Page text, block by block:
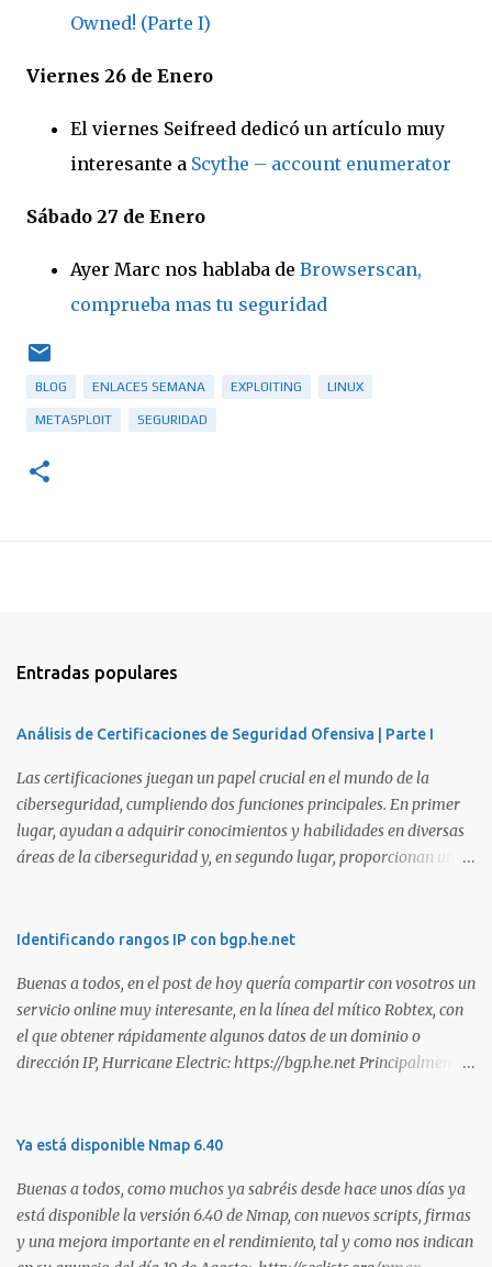
Owned! (Parte I)
Viernes 26 de Enero
El viernes Seifreed dedicó un artículo muy
interesante a Scythe – account enumerator
Sábado 27 de Enero
Ayer Marc nos hablaba de Browserscan,
comprueba mas tu seguridad
BLOG ENLACES SEMANA EXPLOITING LINUX
METASPLOIT SEGURIDAD
Entradas populares
Análisis de Certificaciones de Seguridad Ofensiva | Parte I
Las certificaciones juegan un papel crucial en el mundo de la
ciberseguridad, cumpliendo dos funciones principales. En primer
lugar, ayudan a adquirir conocimientos y habilidades en diversas
áreas de la ciberseguridad y, en segundo lugar, proporcionan una
certificaciones existentes hoy en día, elegir la adecuada puede
certificaciones que consideramos como opciones sólidas para
aquellos que desean especializarse en el área de la seguridad
ofensiva. Todas ellas son totalmente prácticas y su examen simula
un escenario real en el que se deben comprometer diversos activos,
La primera certificación de la lista es el eJPT (Junior Penetration
Identificando rangos IP con bgp.he.net
Buenas a todos, en el post de hoy quería compartir con vosotros un
servicio online muy interesante, en la línea del mítico Robtex, con
el que obtener rápidamente algunos datos de un dominio o
dirección IP, Hurricane Electric: https://bgp.he.net Principalmente
durante la estimación de un test de intrusión. A continuación os
interesante utilidad para tener en los marcadores de nuestro
navegador. Saludos!
Ya está disponible Nmap 6.40
Buenas a todos, como muchos ya sabréis desde hace unos días ya
está disponible la versión 6.40 de Nmap, con nuevos scripts, firmas
y una mejora importante en el rendimiento, tal y como nos indican